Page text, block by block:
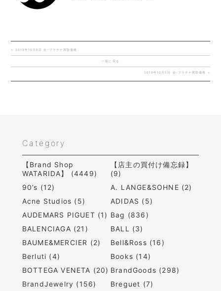
< 2019年10月6日 金･プラチナ買取価格
一覧に戻る
2019年10月5日 金･プラチナ買取価格 >
Category
【Brand Shop
WATARIDA】 (4449)
【店主の買付け備忘録】
(9)
90’s (12)
A. LANGE&SOHNE (2)
Acne Studios (5)
ADIDAS (5)
AUDEMARS PIGUET (1) Bag (836)
BALENCIAGA (21)
BALL (3)
BAUME&MERCIER (2)
Bell&Ross (16)
Berluti (4)
Books (14)
BOTTEGA VENETA (20) BrandGoods (298)
BrandJewelry (156)
Breguet (7)